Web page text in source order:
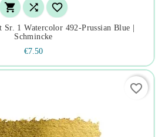
  
Sr. 1 Watercolor 492-Prussian Blue |
Schmincke
€7.50
favorite_border